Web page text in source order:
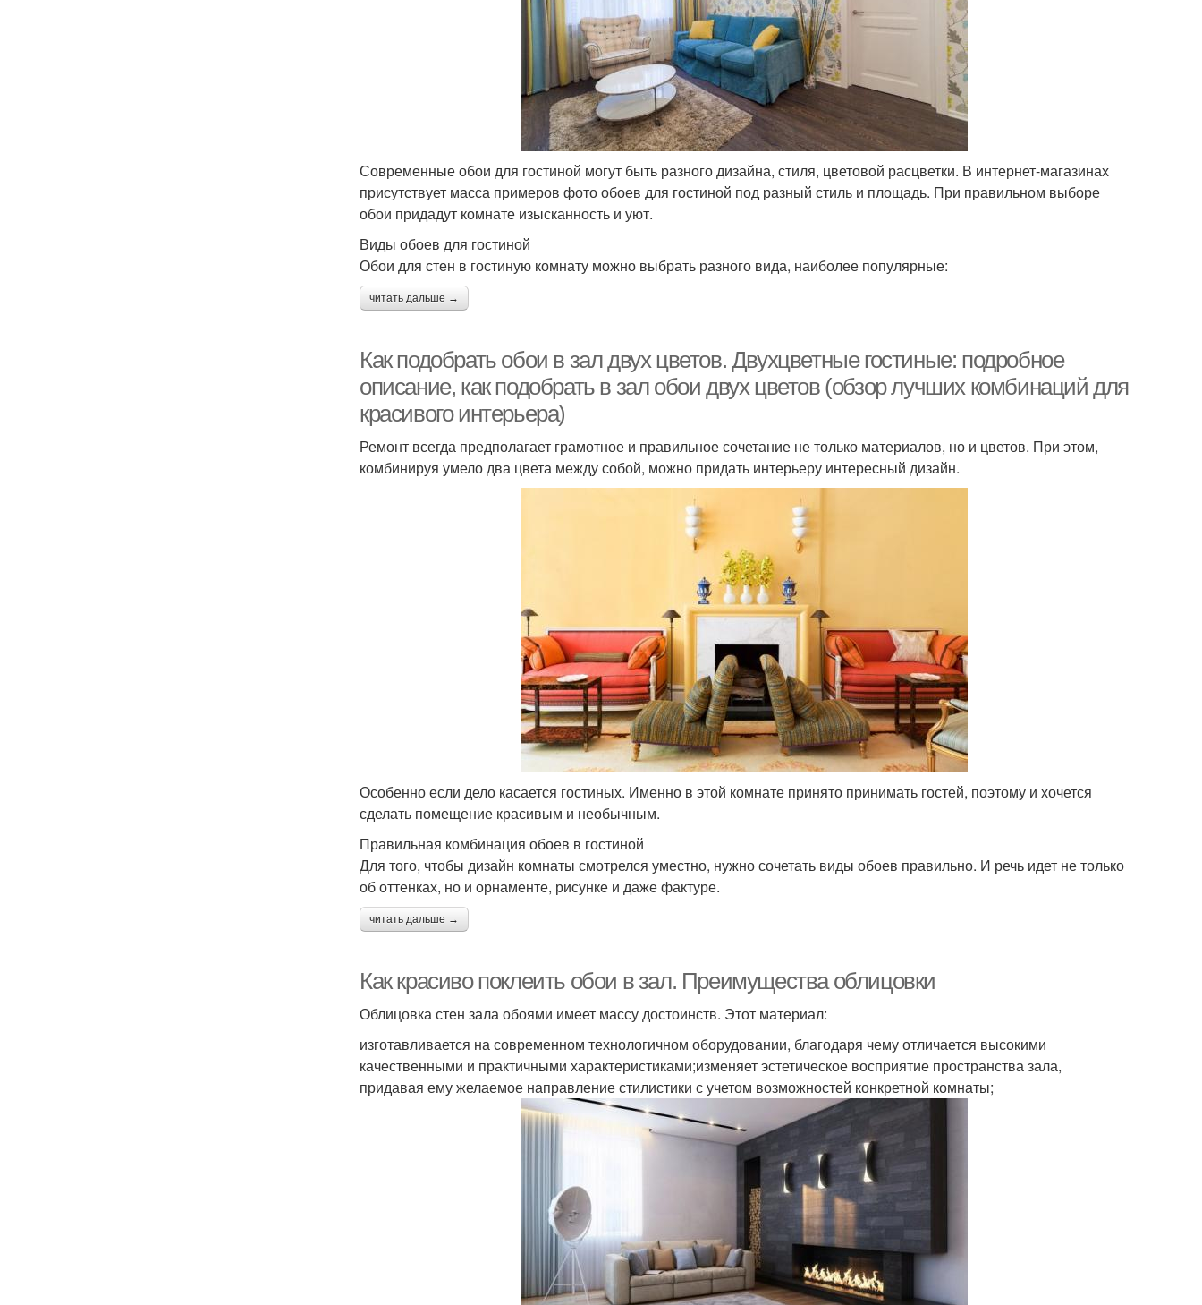
Современные обои для гостиной могут быть разного дизайна, стиля, цветовой расцветки. В интернет-магазинах
присутствует масса примеров фото обоев для гостиной под разный стиль и площадь. При правильном выборе
обои придадут комнате изысканность и уют.
Виды обоев для гостиной
Обои для стен в гостиную комнату можно выбрать разного вида, наиболее популярные:
читать дальше →
Как подобрать обои в зал двух цветов. Двухцветные гостиные: подробное
описание, как подобрать в зал обои двух цветов (обзор лучших комбинаций для
красивого интерьера)
Ремонт всегда предполагает грамотное и правильное сочетание не только материалов, но и цветов. При этом,
комбинируя умело два цвета между собой, можно придать интерьеру интересный дизайн.
Особенно если дело касается гостиных. Именно в этой комнате принято принимать гостей, поэтому и хочется
сделать помещение красивым и необычным.
Правильная комбинация обоев в гостиной
Для того, чтобы дизайн комнаты смотрелся уместно, нужно сочетать виды обоев правильно. И речь идет не только
об оттенках, но и орнаменте, рисунке и даже фактуре.
читать дальше →
Как красиво поклеить обои в зал. Преимущества облицовки
Облицовка стен зала обоями имеет массу достоинств. Этот материал:
изготавливается на современном технологичном оборудовании, благодаря чему отличается высокими
качественными и практичными характеристиками;изменяет эстетическое восприятие пространства зала,
придавая ему желаемое направление стилистики с учетом возможностей конкретной комнаты;